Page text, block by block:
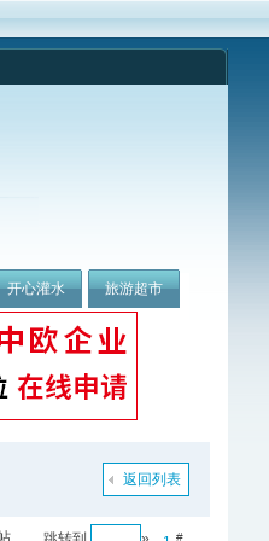
开心灌水 旅游超市
返回列表
#